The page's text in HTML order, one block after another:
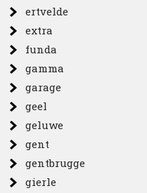
ertvelde
extra
funda
gamma
garage
geel
geluwe
gent
gentbrugge
gierle